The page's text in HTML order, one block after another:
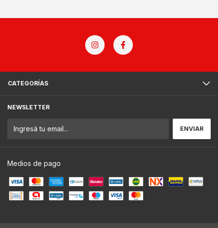
CATEGORÍAS
NEWSLETTER
Medios de pago